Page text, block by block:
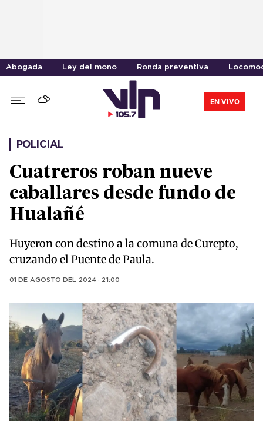
Abogada Ley del mono Ronda preventiva
EN VIVO
POLICIAL
Cuatreros roban nueve
caballares desde fundo de
Hualañé
Huyeron con destino a la comuna de Curepto,
cruzando el Puente de Paula.
01 DE AGOSTO DEL 2024 · 21:00